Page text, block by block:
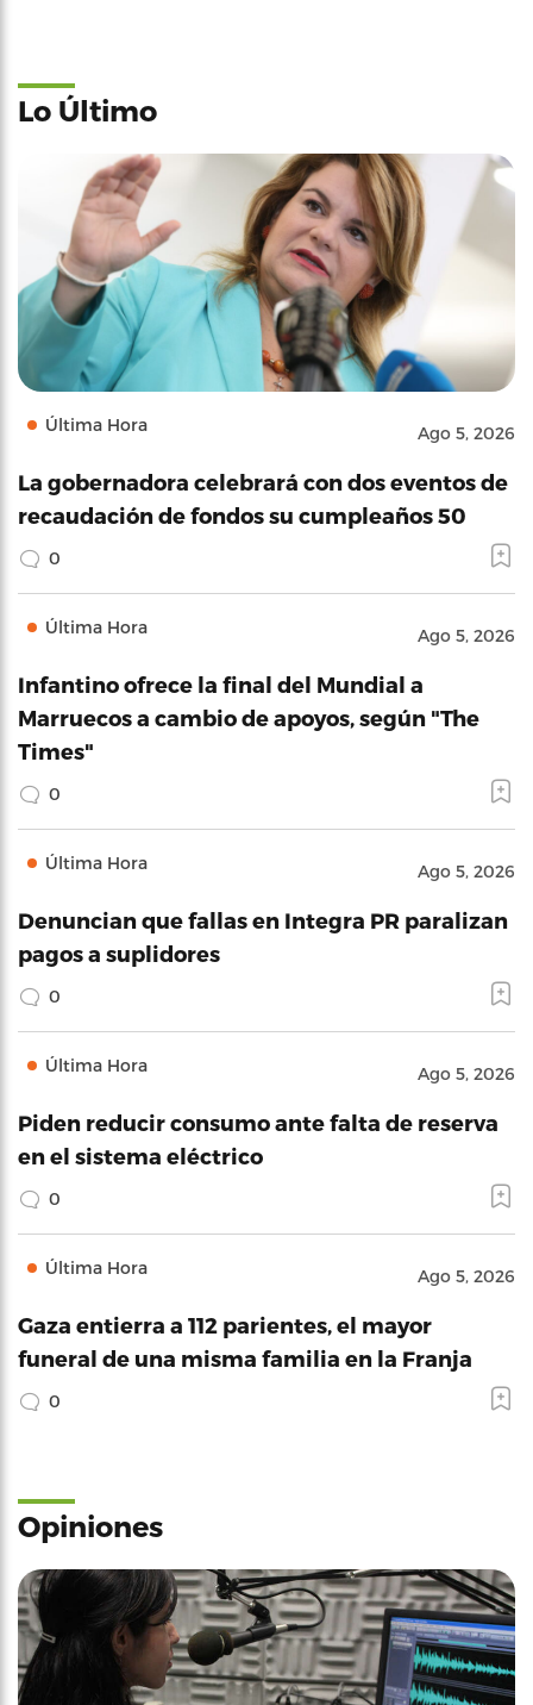
Lo Último
Última Hora Ago 5, 2026
La gobernadora celebrará con dos eventos de
recaudación de fondos su cumpleaños 50
0
Última Hora Ago 5, 2026
Infantino ofrece la final del Mundial a
Marruecos a cambio de apoyos, según "The
Times"
0
Última Hora Ago 5, 2026
Denuncian que fallas en Integra PR paralizan
pagos a suplidores
0
Última Hora Ago 5, 2026
Piden reducir consumo ante falta de reserva
en el sistema eléctrico
0
Última Hora Ago 5, 2026
Gaza entierra a 112 parientes, el mayor
funeral de una misma familia en la Franja
0
Opiniones